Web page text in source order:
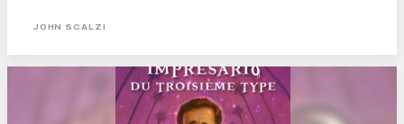
d'une race extra-terrestre souhaitant établir des relations pacifiques avec la
de blob et dégage une odeur pestilentielle, problématique lorsque l'on cherche à
JOHN SCALZI